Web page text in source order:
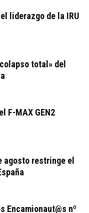
liderazgo de la IRU
total» del
F-MAX GEN2
agosto restringe el
Encamionaut@s nº